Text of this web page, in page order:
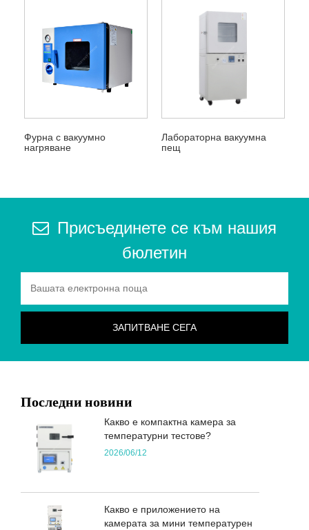
Фурна с вакуумно
нагряване
Лабораторна вакуумна
пещ
Присъединете се към нашия
бюлетин
Последни новини
Какво е компактна камера за
температурни тестове?
2026/06/12
Какво е приложението на
камерата за мини температурен